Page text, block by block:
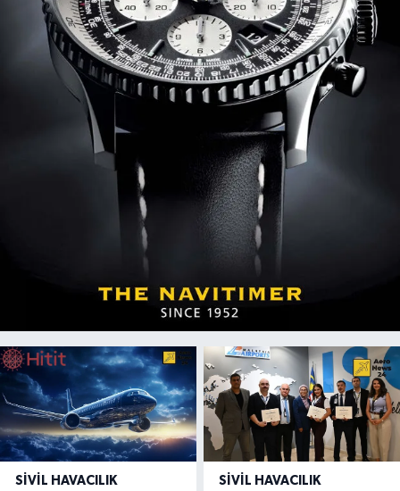
SIVIL HAVACILIK SIVIL HAVACILIK